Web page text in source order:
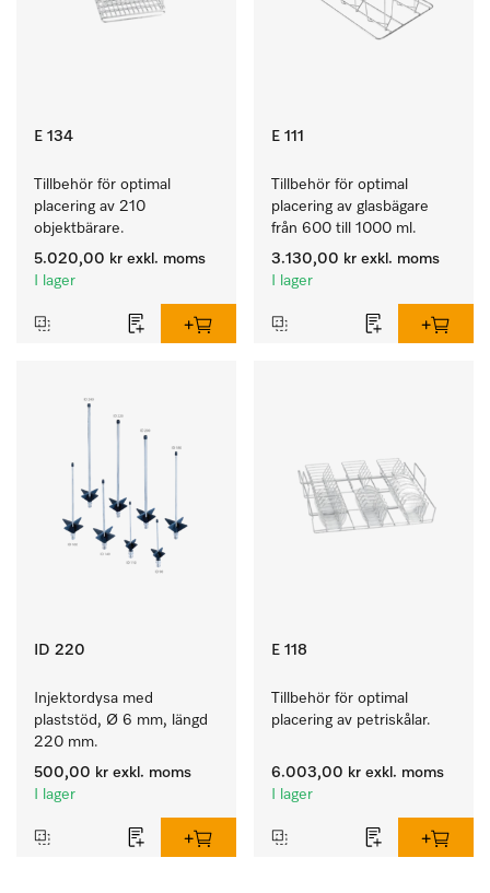
E 134
Tillbehör för optimal
placering av 210
objektbärare.
5.020,00 kr exkl. moms
I lager
E 111
Tillbehör för optimal
placering av glasbägare
från 600 till 1000 ml.
3.130,00 kr exkl. moms
I lager
ID 220
Injektordysa med
plaststöd, Ø 6 mm, längd
220 mm.
500,00 kr exkl. moms
I lager
E 118
Tillbehör för optimal
placering av petriskålar.
6.003,00 kr exkl. moms
I lager